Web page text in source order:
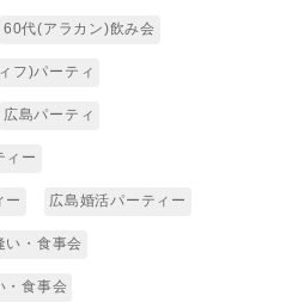
60代(アラカン)飲み会
フ)パーティ
広島パーティ
ィー
ー 広島婚活パーティー
い・食事会
・食事会